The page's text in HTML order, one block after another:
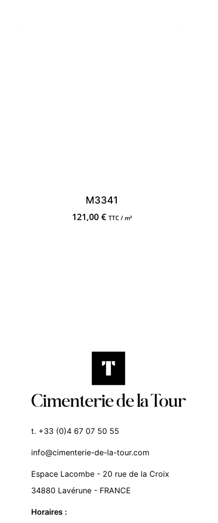
M3341
121,00 € TTC / m²
t. +33 (0)4 67 07 50 55
info@cimenterie-de-la-tour.com
Espace Lacombe - 20 rue de la Croix
34880 Lavérune - FRANCE
Horaires :